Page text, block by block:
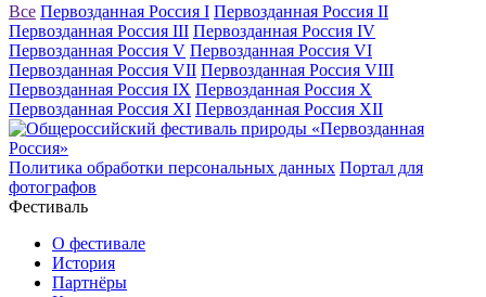
Все Первозданная Россия I Первозданная Россия II
Первозданная Россия III Первозданная Россия IV
Первозданная Россия V Первозданная Россия VI
Первозданная Россия VII Первозданная Россия VIII
Первозданная Россия IX Первозданная Россия X
Первозданная Россия XI Первозданная Россия XII
Политика обработки персональных данных Портал для
фотографов
Фестиваль
О фестивале
История
Партнёры